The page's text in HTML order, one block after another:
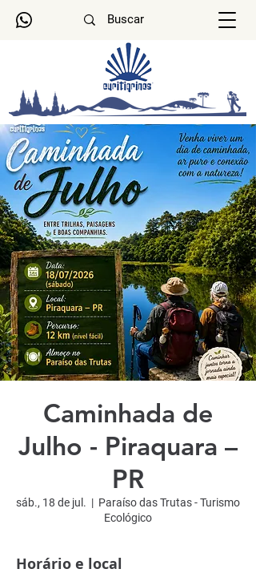
Caminhada de
Julho - Piraquara –
PR
sáb., 18 de jul.
  |
Paraíso das Trutas - Turismo
Ecológico
Horário e local